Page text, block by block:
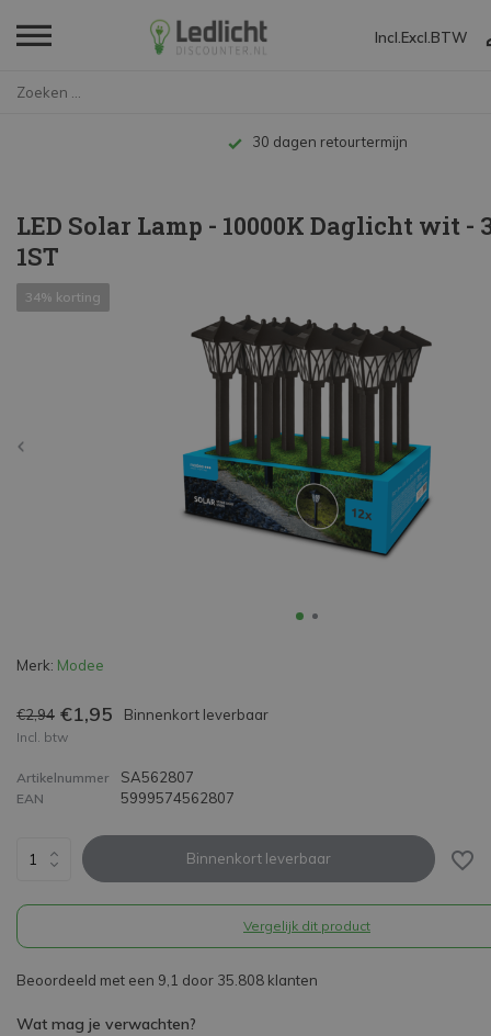
Incl. Excl. BTW
Tot 10 jaar garantie
LED Solar Lamp - 10000K Daglicht wit -
1ST
34% korting
Merk: Modee
€2,94 €1,95 Binnenkort leverbaar
Incl. btw
Artikelnummer SA562807
EAN 5999574562807
Binnenkort leverbaar
Vergelijk dit product
Beoordeeld met een 9,1 door 35.808 klanten
Wat mag je verwachten?